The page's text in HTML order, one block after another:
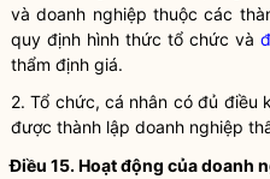
và doanh nghiệp thuộc các
quy định hình thức tổ chức và
thẩm định giá.
2. Tổ chức, cá nhân có đủ điều
được thành lập doanh nghiệp
Điều 15. Hoạt động của doanh